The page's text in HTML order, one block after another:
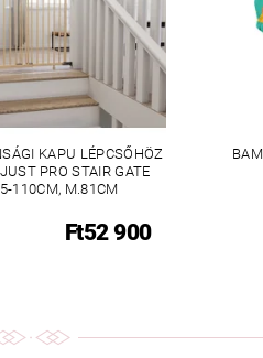
KAPU LÉPCSŐHÖZ
PRO STAIR GATE
110CM, M.81CM
Ft52 900